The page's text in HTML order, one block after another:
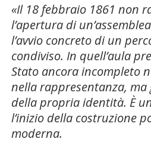
«Il 18 febbraio 1861 non
l’apertura di
l’avvio concreto di un
condiviso. In quell’aula
Stato ancora incompleto
nella rappresentanza, ma
della propria identità. È
l’inizio della costruzione
moderna.